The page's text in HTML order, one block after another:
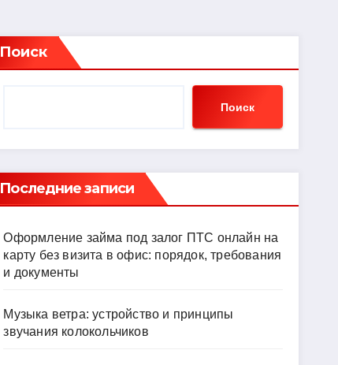
Поиск
Поиск
Последние записи
Оформление займа под залог ПТС онлайн на
карту без визита в офис: порядок, требования
и документы
Музыка ветра: устройство и принципы
звучания колокольчиков